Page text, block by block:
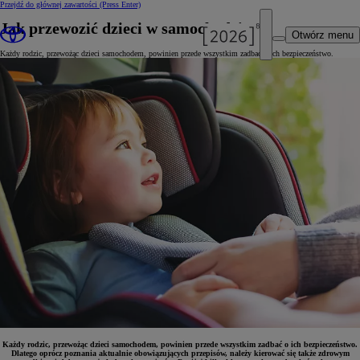
Przejdź do głównej zawartości (Press Enter)
Otwórz menu
Jak przewozić dzieci w samochodzie?
Każdy rodzic, przewożąc dzieci samochodem, powinien przede wszystkim zadbać o ich bezpieczeństwo.
Każdy rodzic, przewożąc dzieci samochodem, powinien przede wszystkim zadbać o ich bezpieczeństwo.
Dlatego oprócz poznania aktualnie obowiązujących przepisów, należy kierować się także zdrowym